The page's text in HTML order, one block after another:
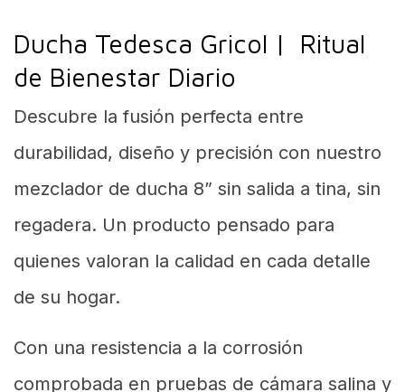
Ducha Tedesca Gricol | Ritual
de Bienestar Diario
Descubre la fusión perfecta entre
durabilidad, diseño y precisión con nuestro
mezclador de ducha 8” sin salida a tina, sin
regadera. Un producto pensado para
quienes valoran la calidad en cada detalle
de su hogar.
Con una resistencia a la corrosión
comprobada en pruebas de cámara salina y